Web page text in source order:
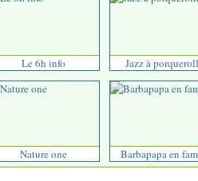
Le 6h info Jazz à
Nature one Barbapapa en